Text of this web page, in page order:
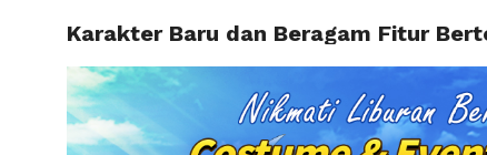
HOME
Karakter Baru dan Beragam Fitur